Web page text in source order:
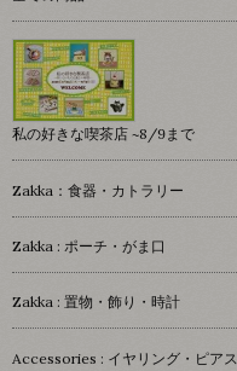
私の好きな喫茶店 ~8/9まで
Zakka：食器・カトラリー
Zakka : ポーチ・がま口
Zakka : 置物・飾り・時計
Accessories : イヤリング・ピアス